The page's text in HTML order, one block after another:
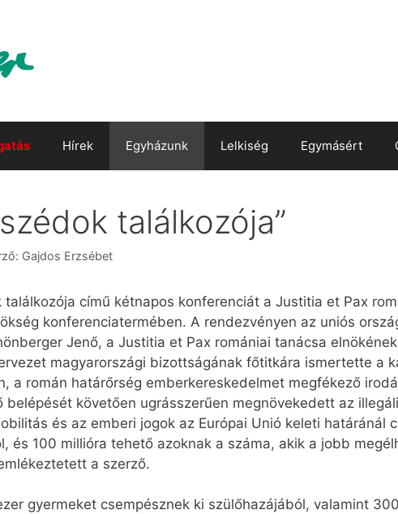
Hírek Egyházunk Lelkiség Egymásért
találkozója”
Gajdos Erzsébet
találkozója című kétnapos konferenciát a Justitia et Pax
konferenciatermében. A rendezvényen az uniós
Jenő, a Justitia et Pax romániai tanácsa
magyarországi bizottságának főtitkára ismertette a
a román határőrség emberkereskedelmet megfékező
belépését követően ugrásszerűen megnövekedett az
és az emberi jogok az Európai Unió keleti határánál
és 100 millióra tehető azoknak a száma, akik a jobb
a szerző.
gyermeket csempésznek ki szülőhazájából, valamint